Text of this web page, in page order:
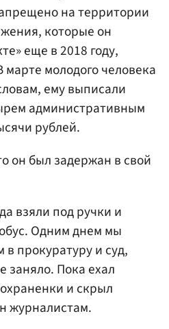
на территории
которые он
еще в 2018 году,
молодого человека
ему выписали
административным
рублей.
он был задержан в свой
взяли под ручки и
Одним днем мы
прокуратуру и суд,
заняло. Пока ехал
и скрыл
журналистам.